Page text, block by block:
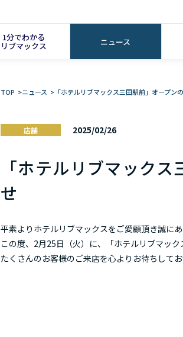
1分でわかる
リブマックス ニュース
TOP >ニュース > 「ホテルリブマックス三田駅前」オープン
店舗 2025/02/26
「ホテルリブマック
せ
平素よりホテルリブマックスをご愛顧頂き誠にあ
この度、2月25日（火）に、「ホテルリブマック
たくさんのお客様のご来店を心よりお待ちしてお